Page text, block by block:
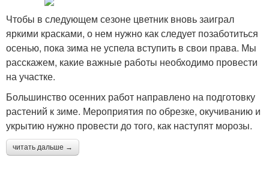
Чтобы в следующем сезоне цветник вновь заиграл
яркими красками, о нем нужно как следует позаботиться
осенью, пока зима не успела вступить в свои права. Мы
расскажем, какие важные работы необходимо провести
на участке.
Большинство осенних работ направлено на подготовку
растений к зиме. Мероприятия по обрезке, окучиванию и
укрытию нужно провести до того, как наступят морозы.
читать дальше →